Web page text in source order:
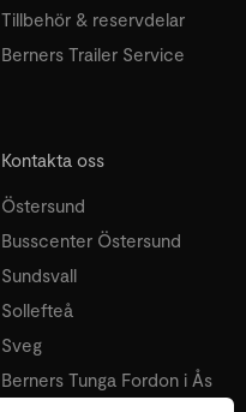
Tillbehör & reservdelar
Berners Trailer Service
Kontakta oss
Östersund
Busscenter Östersund
Sundsvall
Sollefteå
Sveg
Berners Tunga Fordon i Ås